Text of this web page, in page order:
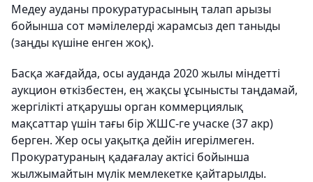
​Медеу ауданы прокуратурасының талап арызы
бойынша сот мәмілелерді жарамсыз деп таныды
(заңды күшіне енген жоқ).
​Басқа жағдайда, осы ауданда 2020 жылы міндетті
аукцион өткізбестен, ең жақсы ұсынысты таңдамай,
жергілікті атқарушы орган коммерциялық
мақсаттар үшін тағы бір ЖШС-ге учаске (37 акр)
берген. Жер осы уақытқа дейін игерілмеген.
Прокуратураның қадағалау актісі бойынша
жылжымайтын мүлік мемлекетке қайтарылды.